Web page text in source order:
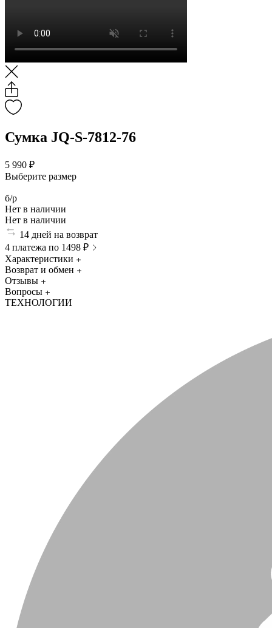
Сумка JQ-S-7812-76
5 990 ₽
Выберите размер
б/р
Нет в наличии
Нет в наличии
14 дней на возврат
4 платежа по 1498 ₽
Характеристики
Возврат и обмен
Отзывы
Вопросы
ТЕХНОЛОГИИ